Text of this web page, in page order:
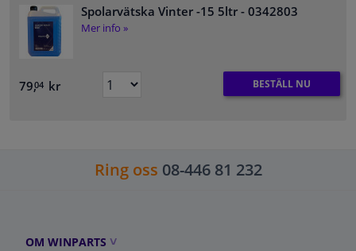
Spolarvätska Vinter -15 5ltr - 0342803
Mer info »
79,04 kr BESTÄLL NU
Ring oss 08-446 81 232
OM WINPARTS